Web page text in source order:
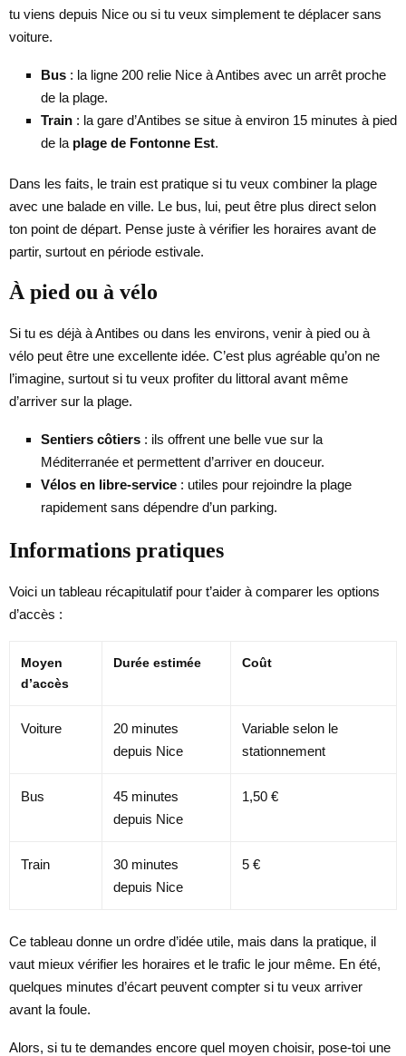
tu viens depuis Nice ou si tu veux simplement te déplacer sans
voiture.
Bus : la ligne 200 relie Nice à Antibes avec un arrêt proche
de la plage.
Train : la gare d’Antibes se situe à environ 15 minutes à pied
de la plage de Fontonne Est.
Dans les faits, le train est pratique si tu veux combiner la plage
avec une balade en ville. Le bus, lui, peut être plus direct selon
ton point de départ. Pense juste à vérifier les horaires avant de
partir, surtout en période estivale.
À pied ou à vélo
Si tu es déjà à Antibes ou dans les environs, venir à pied ou à
vélo peut être une excellente idée. C’est plus agréable qu’on ne
l’imagine, surtout si tu veux profiter du littoral avant même
d’arriver sur la plage.
Sentiers côtiers : ils offrent une belle vue sur la
Méditerranée et permettent d’arriver en douceur.
Vélos en libre-service : utiles pour rejoindre la plage
rapidement sans dépendre d’un parking.
Informations pratiques
Voici un tableau récapitulatif pour t’aider à comparer les options
d’accès :
Moyen
d’accès
Durée estimée Coût
Voiture
20 minutes
depuis Nice
Variable selon le
stationnement
Bus
45 minutes
depuis Nice
1,50 €
Train
30 minutes
depuis Nice
5 €
Ce tableau donne un ordre d’idée utile, mais dans la pratique, il
vaut mieux vérifier les horaires et le trafic le jour même. En été,
quelques minutes d’écart peuvent compter si tu veux arriver
avant la foule.
Alors, si tu te demandes encore quel moyen choisir, pose-toi une